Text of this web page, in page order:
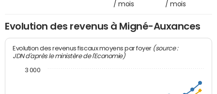
/ mois
/ mois
Evolution des revenus à Migné-Auxances
Evolution des revenus fiscaux moyens par foyer (source :
JDN d'après le ministère de l'Economie)
3 000